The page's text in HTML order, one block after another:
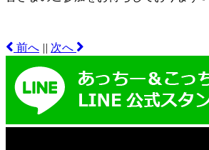
前へ || 次へ